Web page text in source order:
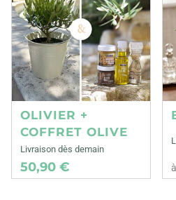
OLIVIER +
COFFRET OLIVE
Livraison dès demain
50,90 €